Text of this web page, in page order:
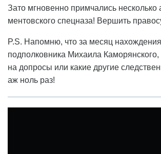
Зато мгновенно примчались несколько
ментовского спецназа! Вершить
P.S. Напомню, что за месяц
подполковника Михаила
на допросы или какие другие
аж ноль раз!